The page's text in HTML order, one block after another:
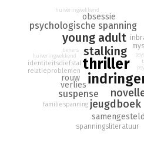
'Niets te verliezen' is de
succesvolle YA-auteur Jennefer
bij Kluitman de novelle 'Opgepast!'.
thriller
stalking
young adult
jeugdboek
suspense
psychologische spanning
obsessie
verlies
rouw
spanningsliteratuur
relatieproblemen
identiteitsdiefstal
familiespanning
huiveringwekkend
tieners
huiveringwekkend